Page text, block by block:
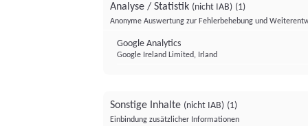
Analyse / Statistik (nicht IAB) (1)
Anonyme Auswertung zur Fehlerbehebung und
Google Analytics
Google Ireland Limited, Irland
Sonstige Inhalte (nicht IAB) (1)
Einbindung zusätzlicher Informationen